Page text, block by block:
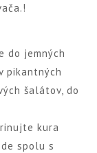
do jemných
pikantných
šalátov, do
kura
spolu s